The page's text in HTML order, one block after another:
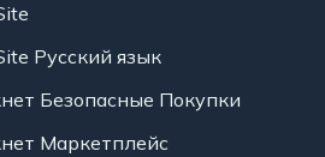
Русский язык
Безопасные Покупки
Маркетплейс